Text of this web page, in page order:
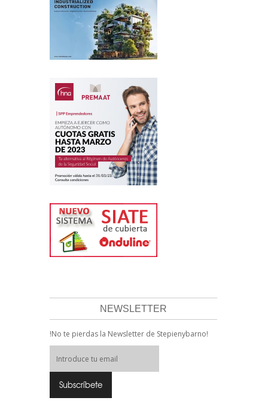
NEWSLETTER
!No te pierdas la Newsletter de Stepienybarno!